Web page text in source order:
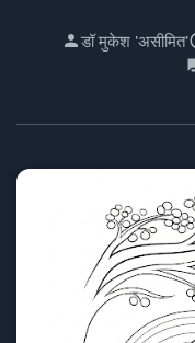
डॉ मुकेश 'असीमित'